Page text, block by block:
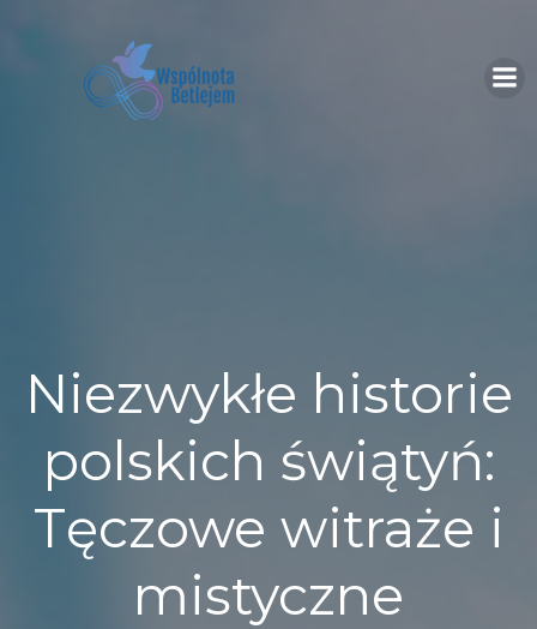
Niezwykłe historie
polskich świątyń:
Tęczowe witraże i
mistyczne